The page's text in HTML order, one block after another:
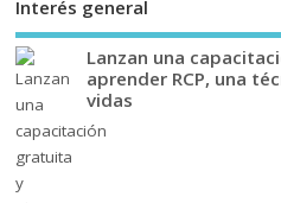
Interés general
Lanzan una
aprender RCP, una
vidas